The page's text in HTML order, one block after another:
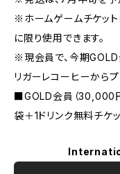
※ホームゲームチケッ
に限り使用できます。
※現会員で、今期GOLD
リガーレコーヒーからプ
■GOLD会員（30,000円
袋＋1ドリンク無料チケ